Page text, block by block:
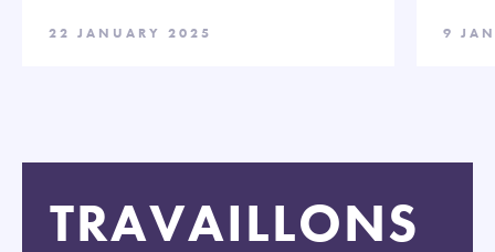
22 JANUARY 2025 9
TRAVAILLONS